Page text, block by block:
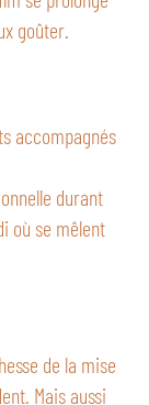
goûter.
accompagnés
durant
où se mêlent
de la mise
Mais aussi